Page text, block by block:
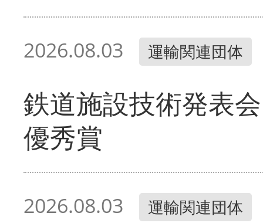
2026.08.03 運輸関連団体
鉄道施設技術発表
優秀賞
2026.08.03 運輸関連団体